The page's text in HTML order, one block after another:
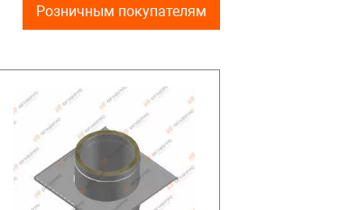
Розничным покупателям